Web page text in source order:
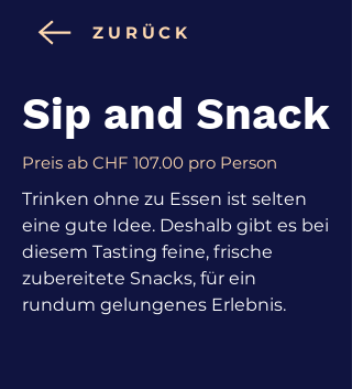
ZURÜCK
Sip and Snack
Preis ab CHF 107.00 pro Person
Trinken ohne zu Essen ist selten
eine gute Idee. Deshalb gibt es bei
diesem Tasting feine, frische
zubereitete Snacks, für ein
rundum gelungenes Erlebnis.